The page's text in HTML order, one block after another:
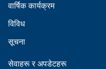
वार्षिक कार्यक्रम
विविध
सूचना
सेवाहरू र अपडेटहरू